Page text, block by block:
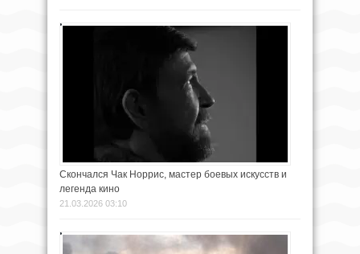
Скончался Чак Норрис, мастер боевых искусств и
легенда кино
21.03.2026 03:10